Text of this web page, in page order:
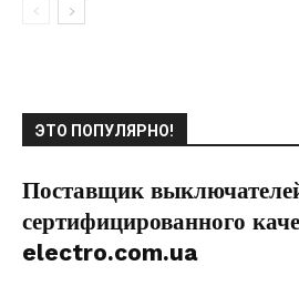
ЭТО ПОПУЛЯРНО!
Поставщик
сертифицированного
electro.com.ua
31.05.2018